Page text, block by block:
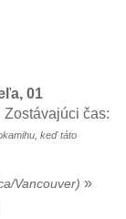
01
čas:
keď táto
Vancouver) »